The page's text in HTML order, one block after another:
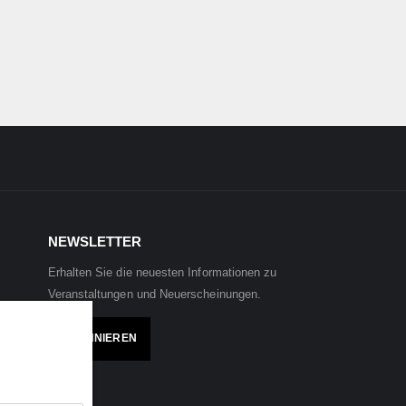
NEWSLETTER
Erhalten Sie die neuesten Informationen zu
Veranstaltungen und Neuerscheinungen.
ABONNIEREN